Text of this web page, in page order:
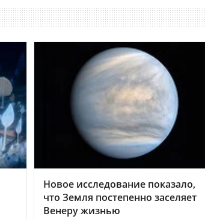
Новое исследование показало,
что Земля постепенно заселяет
Венеру жизнью